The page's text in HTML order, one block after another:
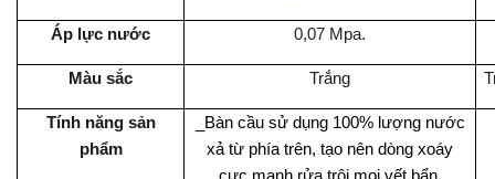
Áp lực nước 0,07 Mpa.
Màu sắc Trắng
Tính năng sản
phẩm
_Bàn cầu sử dụng 100% lượng nước
xả từ phía trên, tạo nên dòng xoáy